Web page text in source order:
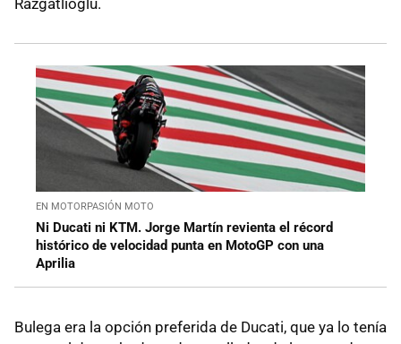
Razgatlioglu.
EN MOTORPASIÓN MOTO
Ni Ducati ni KTM. Jorge Martín revienta el récord
histórico de velocidad punta en MotoGP con una
Aprilia
Bulega era la opción preferida de Ducati, que ya lo tenía